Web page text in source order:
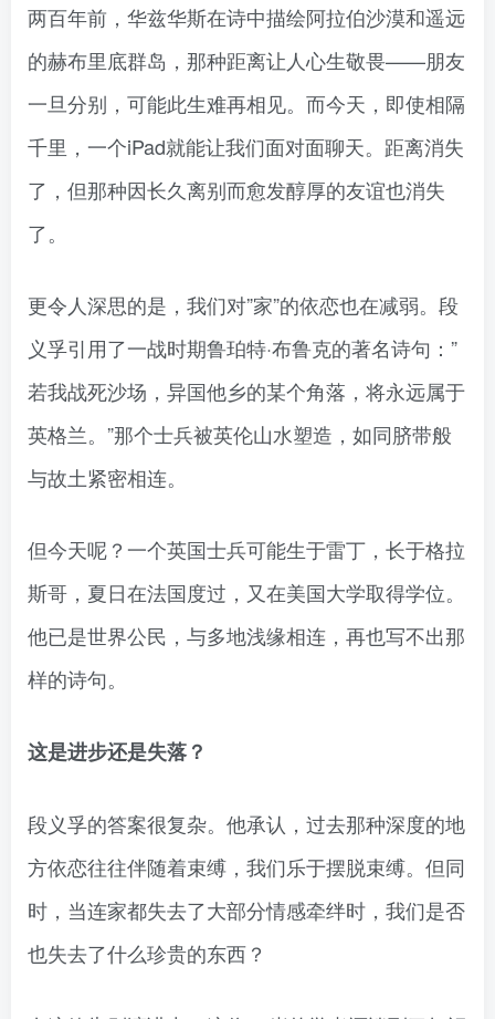
两百年前，华兹华斯在诗中描绘阿拉伯沙漠和遥远
的赫布里底群岛，那种距离让人心生敬畏——朋友
一旦分别，可能此生难再相见。而今天，即使相隔
千里，一个iPad就能让我们面对面聊天。距离消失
了，但那种因长久离别而愈发醇厚的友谊也消失
了。
更令人深思的是，我们对”家”的依恋也在减弱。段
义孚引用了一战时期鲁珀特·布鲁克的著名诗句：”
若我战死沙场，异国他乡的某个角落，将永远属于
英格兰。”那个士兵被英伦山水塑造，如同脐带般
与故土紧密相连。
但今天呢？一个英国士兵可能生于雷丁，长于格拉
斯哥，夏日在法国度过，又在美国大学取得学位。
他已是世界公民，与多地浅缘相连，再也写不出那
样的诗句。
这是进步还是失落？
段义孚的答案很复杂。他承认，过去那种深度的地
方依恋往往伴随着束缚，我们乐于摆脱束缚。但同
时，当连家都失去了大部分情感牵绊时，我们是否
也失去了什么珍贵的东西？